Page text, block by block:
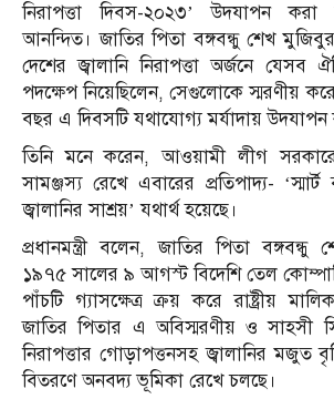
নিরাপত্তা দিবস-২০২৩’ উদযাপন
আনন্দিত। জাতির পিতা বঙ্গবন্ধু শেখ
দেশের জ্বালানি নিরাপত্তা অর্জনে যেসব
পদক্ষেপ নিয়েছিলেন, সেগুলোকে স্মরণীয় করে
বছর এ দিবসটি যথাযোগ্য মর্যাদায় উদযাপন
তিনি মনে করেন, আওয়ামী লীগ
সামঞ্জস্য রেখে এবারের প্রতিপাদ্য- ‘স্মার্ট
জ্বালানির সাশ্রয়’ যথার্থ হয়েছে।
প্রধানমন্ত্রী বলেন, জাতির পিতা
১৯৭৫ সালের ৯ আগস্ট বিদেশি তেল
পাঁচটি গ্যাসক্ষেত্র ক্রয় করে রাষ্ট্রীয়
জাতির পিতার এ অবিস্মরণীয় ও সাহসী
নিরাপত্তার গোড়াপত্তনসহ জ্বালানির মজুত
বিতরণে অনবদ্য ভূমিকা রেখে চলছে।